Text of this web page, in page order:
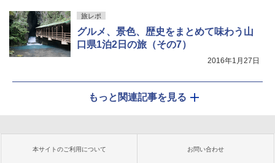
旅レポ
グルメ、景色、歴史をまとめて味わう山
口県1泊2日の旅（その7）
2016年1月27日
もっと関連記事を見る
本サイトのご利用について お問い合わせ